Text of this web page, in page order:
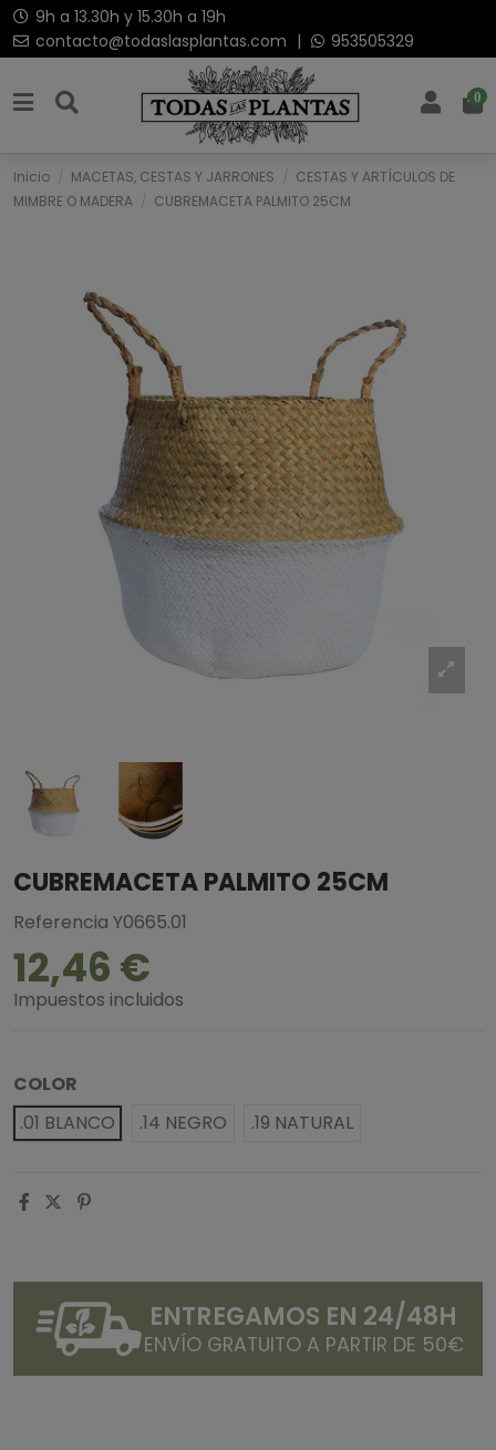
9h a 13.30h y 15.30h a 19h
contacto@todaslasplantas.com | 953505329
0
Inicio MACETAS, CESTAS Y JARRONES
CESTAS Y ARTÍCULOS DE
MIMBRE O MADERA
CUBREMACETA PALMITO 25CM
CUBREMACETA PALMITO 25CM
Referencia Y0665.01
12,46 €
Impuestos incluidos
COLOR
.01 BLANCO
.14 NEGRO .19 NATURAL
ENTREGAMOS EN 24/48H
ENVÍO GRATUITO A PARTIR DE 50€